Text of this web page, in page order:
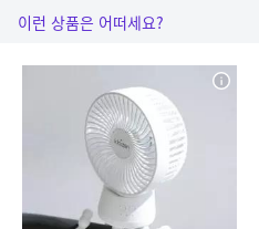
이런 상품은 어떠세요?